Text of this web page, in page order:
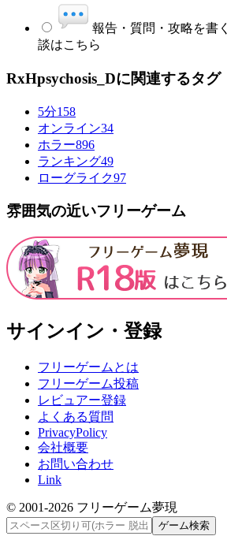
報告・質問・攻略を書く
談はこちら
RxHpsychosis_Dに関連するタグ
5分158
オンライン34
ホラー896
ランキング49
ローグライク97
雰囲気の近いフリーゲーム
サインイン・登録
フリーゲームとは
フリーゲーム投稿
レビュアー登録
よくある質問
PrivacyPolicy
会社概要
お問い合わせ
Link
© 2001-2026 フリーゲーム夢現